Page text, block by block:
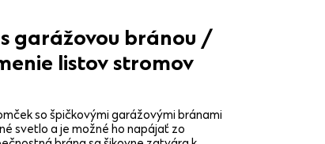
garážovou bránou /
listov stromov
so špičkovými garážovými bránami
svetlo a je možné ho napájať zo